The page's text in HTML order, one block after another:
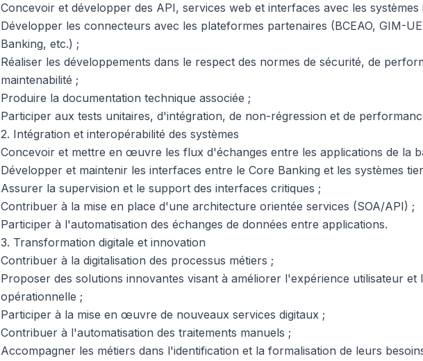
Concevoir et développer des API, services web et interfaces avec les
Développer les connecteurs avec les plateformes partenaires (BCEAO, GIM-
Banking, etc.) ;
Réaliser les développements dans le respect des normes de sécurité, de
maintenabilité ;
Produire la documentation technique associée ;
Participer aux tests unitaires, d'intégration, de non-régression et de
2. Intégration et interopérabilité des systèmes
Concevoir et mettre en œuvre les flux d'échanges entre les applications de la
Développer et maintenir les interfaces entre le Core Banking et les systèmes
Assurer la supervision et le support des interfaces critiques ;
Contribuer à la mise en place d'une architecture orientée services (SOA/API) ;
Participer à l'automatisation des échanges de données entre applications.
3. Transformation digitale et innovation
Contribuer à la digitalisation des processus métiers ;
Proposer des solutions innovantes visant à améliorer l'expérience utilisateur et
opérationnelle ;
Participer à la mise en œuvre de nouveaux services digitaux ;
Contribuer à l'automatisation des traitements manuels ;
Accompagner les métiers dans l'identification et la formalisation de leurs